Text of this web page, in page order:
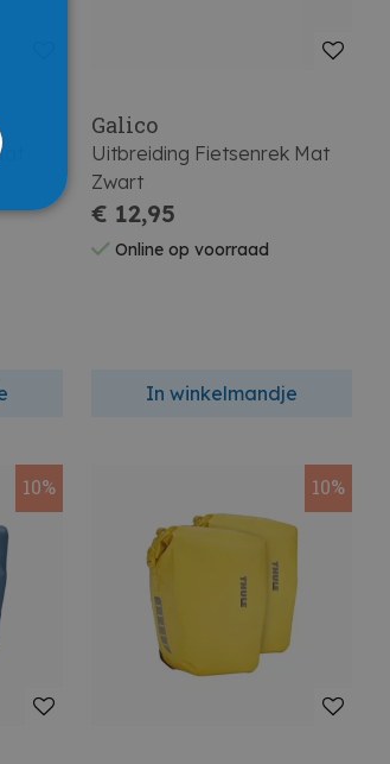
Galico
Uitbreiding Fietsenrek Mat
Zwart
€ 12,95
Online op voorraad
In winkelmandje
10% 10%